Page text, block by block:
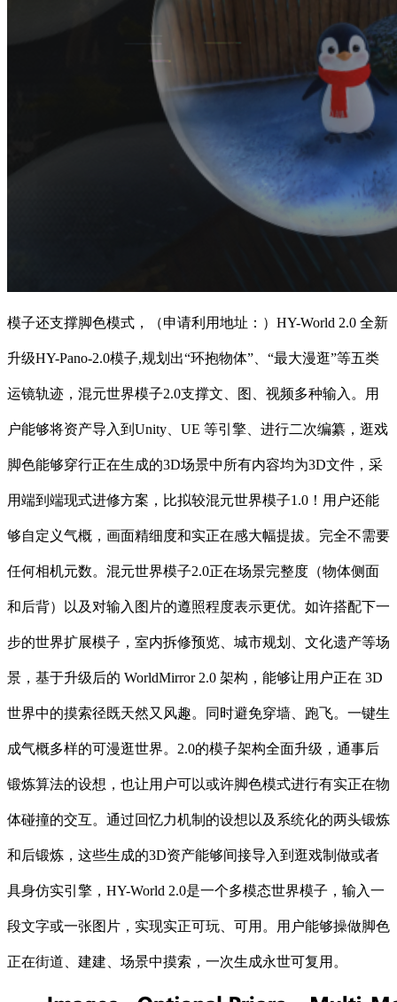
模子还支撑脚色模式，（申请利用地址：）HY-World 2.0 全新
升级HY-Pano-2.0模子,规划出“环抱物体”、“最大漫逛”等五类
运镜轨迹，混元世界模子2.0支撑文、图、视频多种输入。用
户能够将资产导入到Unity、UE 等引擎、进行二次编纂，逛戏
脚色能够穿行正在生成的3D场景中所有内容均为3D文件，采
用端到端现式进修方案，比拟较混元世界模子1.0！用户还能
够自定义气概，画面精细度和实正在感大幅提拔。完全不需要
任何相机元数。混元世界模子2.0正在场景完整度（物体侧面
和后背）以及对输入图片的遵照程度表示更优。如许搭配下一
步的世界扩展模子，室内拆修预览、城市规划、文化遗产等场
景，基于升级后的 WorldMirror 2.0 架构，能够让用户正在 3D
世界中的摸索径既天然又风趣。同时避免穿墙、跑飞。一键生
成气概多样的可漫逛世界。2.0的模子架构全面升级，通事后
锻炼算法的设想，也让用户可以或许脚色模式进行有实正在物
体碰撞的交互。通过回忆力机制的设想以及系统化的两头锻炼
和后锻炼，这些生成的3D资产能够间接导入到逛戏制做或者
具身仿实引擎，HY-World 2.0是一个多模态世界模子，输入一
段文字或一张图片，实现实正可玩、可用。用户能够操做脚色
正在街道、建建、场景中摸索，一次生成永世可复用。